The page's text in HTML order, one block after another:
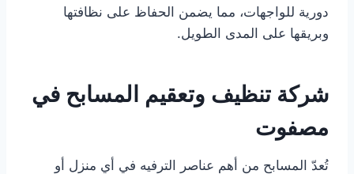
دورية للواجهات، مما يضمن الحفاظ على نظافتها
وبريقها على المدى الطويل.
شركة تنظيف وتعقيم المسابح في
مصفوت
تُعدّ المسابح من أهم عناصر الترفيه في أي منزل أو